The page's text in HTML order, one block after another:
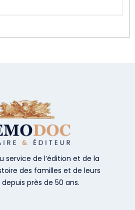
service de l’édition et de la
des familles et de leurs
près de 50 ans.